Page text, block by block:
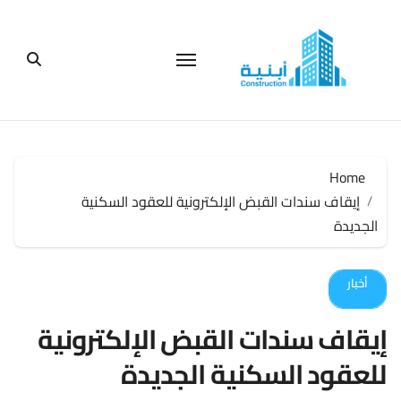
Home
إيقاف سندات القبض الإلكترونية للعقود السكنية
الجديدة
أخبار
إيقاف سندات القبض الإلكترونية
للعقود السكنية الجديدة